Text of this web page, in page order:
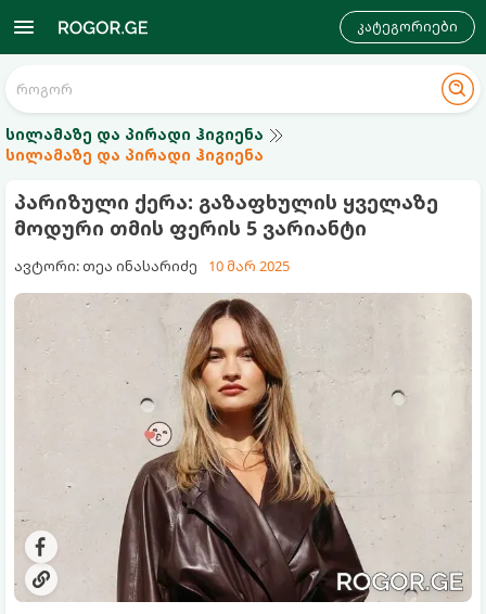
კატეგორიები
სილამაზე და პირადი ჰიგიენა
სილამაზე და პირადი ჰიგიენა
პარიზული ქერა: გაზაფხულის ყველაზე
მოდური თმის ფერის 5 ვარიანტი
ავტორი: თეა ინასარიძე 10 მარ 2025